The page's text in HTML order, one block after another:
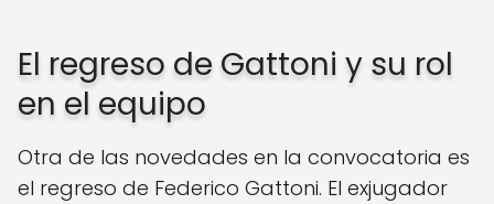
El regreso de Gattoni y su rol
en el equipo
Otra de las novedades en la convocatoria es
el regreso de Federico Gattoni. El exjugador